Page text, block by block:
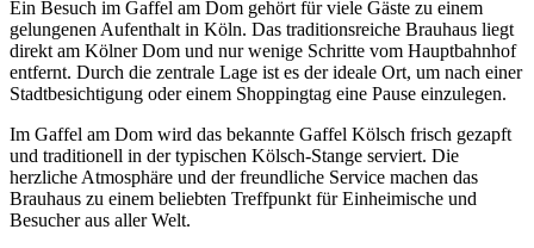
Ein Besuch im Gaffel am Dom gehört für viele Gäste zu einem
gelungenen Aufenthalt in Köln. Das traditionsreiche Brauhaus liegt
direkt am Kölner Dom und nur wenige Schritte vom Hauptbahnhof
entfernt. Durch die zentrale Lage ist es der ideale Ort, um nach einer
Stadtbesichtigung oder einem Shoppingtag eine Pause einzulegen.
Im Gaffel am Dom wird das bekannte Gaffel Kölsch frisch gezapft
und traditionell in der typischen Kölsch-Stange serviert. Die
herzliche Atmosphäre und der freundliche Service machen das
Brauhaus zu einem beliebten Treffpunkt für Einheimische und
Besucher aus aller Welt.